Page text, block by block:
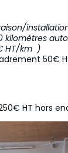
kilomètres
HT/km ​)
50€
HT hors